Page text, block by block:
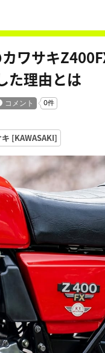
ワサキ
た理由とは
[KAWASAKI]